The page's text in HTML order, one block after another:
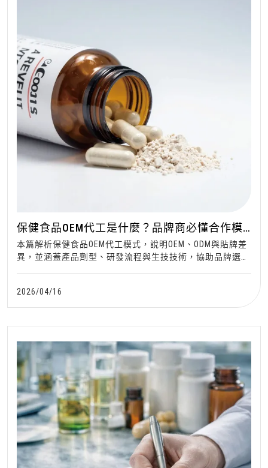
保健食品OEM代工是什麼？品牌商必懂合作模
式
本篇解析保健食品OEM代工模式，說明OEM、ODM與貼牌差
異，並涵蓋產品劑型、研發流程與生技技術，協助品牌選擇
2026/04/16